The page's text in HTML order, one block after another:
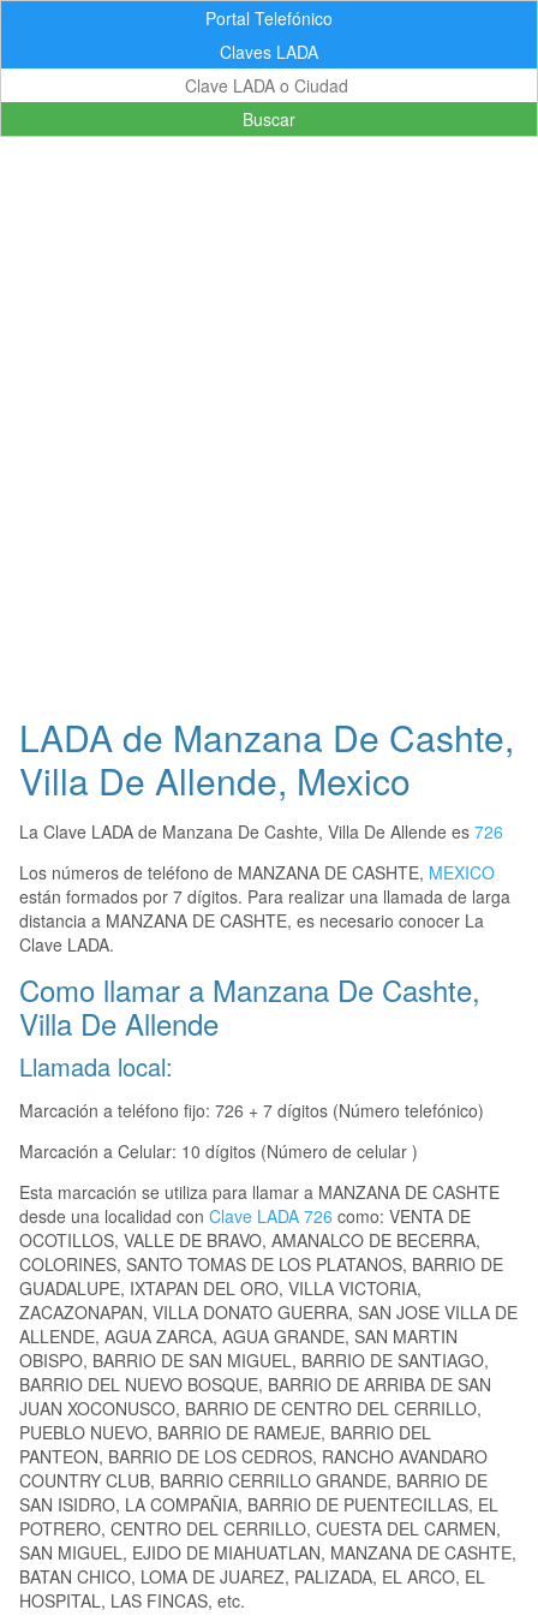
Portal Telefónico
Claves LADA
Buscar
LADA de Manzana De Cashte,
Villa De Allende, Mexico
La Clave LADA de Manzana De Cashte, Villa De Allende es 726
Los números de teléfono de MANZANA DE CASHTE, MEXICO
están formados por 7 dígitos. Para realizar una llamada de larga
distancia a MANZANA DE CASHTE, es necesario conocer La
Clave LADA.
Como llamar a Manzana De Cashte,
Villa De Allende
Llamada local:
Marcación a teléfono fijo: 726 + 7 dígitos (Número telefónico)
Marcación a Celular: 10 dígitos (Número de celular )
Esta marcación se utiliza para llamar a MANZANA DE CASHTE
desde una localidad con Clave LADA 726 como: VENTA DE
OCOTILLOS, VALLE DE BRAVO, AMANALCO DE BECERRA,
COLORINES, SANTO TOMAS DE LOS PLATANOS, BARRIO DE
GUADALUPE, IXTAPAN DEL ORO, VILLA VICTORIA,
ZACAZONAPAN, VILLA DONATO GUERRA, SAN JOSE VILLA DE
ALLENDE, AGUA ZARCA, AGUA GRANDE, SAN MARTIN
OBISPO, BARRIO DE SAN MIGUEL, BARRIO DE SANTIAGO,
BARRIO DEL NUEVO BOSQUE, BARRIO DE ARRIBA DE SAN
JUAN XOCONUSCO, BARRIO DE CENTRO DEL CERRILLO,
PUEBLO NUEVO, BARRIO DE RAMEJE, BARRIO DEL
PANTEON, BARRIO DE LOS CEDROS, RANCHO AVANDARO
COUNTRY CLUB, BARRIO CERRILLO GRANDE, BARRIO DE
SAN ISIDRO, LA COMPAÑIA, BARRIO DE PUENTECILLAS, EL
POTRERO, CENTRO DEL CERRILLO, CUESTA DEL CARMEN,
SAN MIGUEL, EJIDO DE MIAHUATLAN, MANZANA DE CASHTE,
BATAN CHICO, LOMA DE JUAREZ, PALIZADA, EL ARCO, EL
HOSPITAL, LAS FINCAS, etc.